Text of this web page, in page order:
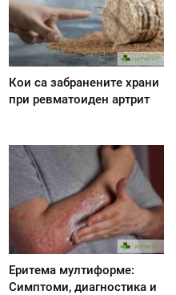
Кои са забранените храни
при ревматоиден артрит
Еритема мултиформе:
Симптоми, диагностика и